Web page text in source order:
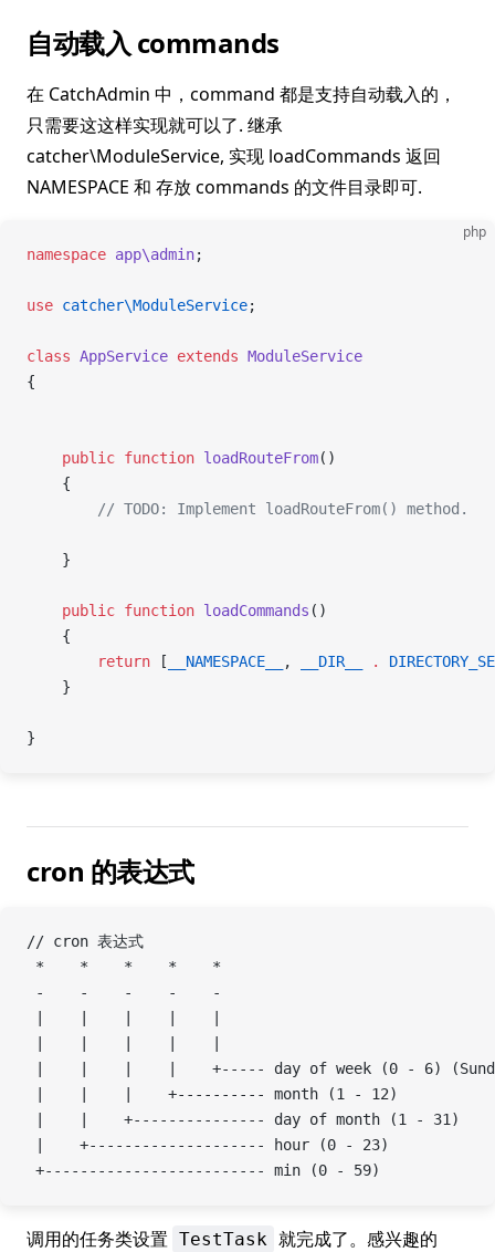
自动载入 commands
在 CatchAdmin 中，command 都是支持自动载入的，
只需要这这样实现就可以了. 继承
catcher\ModuleService, 实现 loadCommands 返回
NAMESPACE 和 存放 commands 的文件目录即可.
php
namespace app\admin;
use catcher\ModuleService;
class AppService extends ModuleService
{
    public
function loadRouteFrom()
    {
        // TODO: Implement loadRouteFrom() method.
    }
    public
function loadCommands ()
    {
        return
[ __NAMESPACE__ , __DIR__ .
    }
}
cron 的表达式
// cron 表达式
*    *    *    *    *
-    -    -    -    -
|    |    |    |    |
|    |    |    |    |
|    |    |    |    +----- day of week (0 - 6)
|    |    |    +---------- month (1 - 12)
|    |    +--------------- day of month (1 - 31)
|    +-------------------- hour (0 - 23)
+------------------------- min (0 - 59)
调用的任务类设置 TestTask 就完成了。感兴趣的